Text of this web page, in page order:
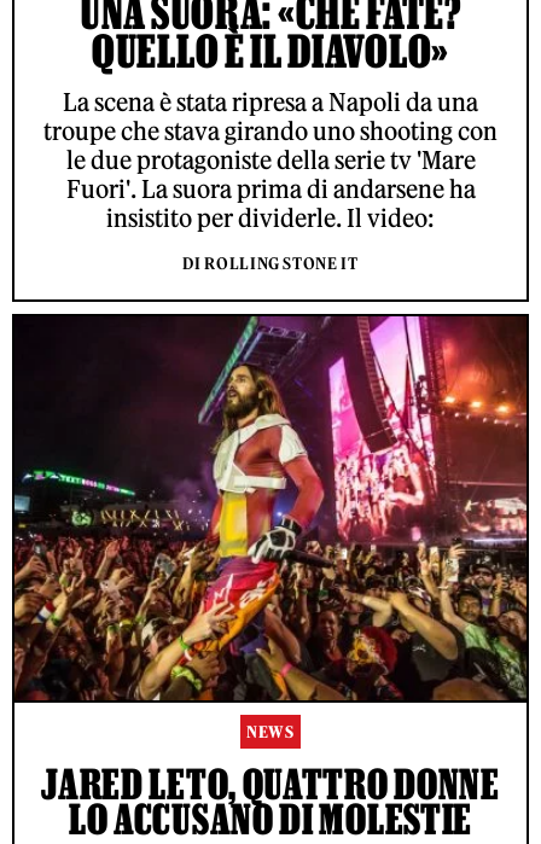
UNA SUORA: «CHE FATE?
QUELLO È IL DIAVOLO»
La scena è stata ripresa a Napoli da una
troupe che stava girando uno shooting con
le due protagoniste della serie tv 'Mare
Fuori'. La suora prima di andarsene ha
insistito per dividerle. Il video:
DI ROLLING STONE IT
NEWS
JARED LETO, QUATTRO DONNE
LO ACCUSANO DI MOLESTIE